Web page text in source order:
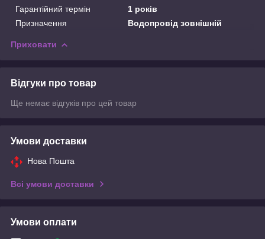
Гарантійний термін
1 років
Призначення
Водопровід зовнішній
Приховати
Відгуки про товар
Ще немає відгуків про цей товар
Умови доставки
Нова Пошта
Всі умови доставки
Умови оплати